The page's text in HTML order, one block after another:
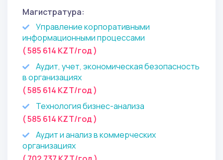
Магистратура:
Управление корпоративными
информационными процессами
( 585 614 KZT/год )
Аудит, учет, экономическая безопасность
в организациях
( 585 614 KZT/год )
Технология бизнес-анализа
( 585 614 KZT/год )
Аудит и анализ в коммерческих
организациях